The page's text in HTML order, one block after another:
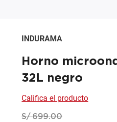
INDURAMA
Horno
32L negro
Califica el producto
S/ 699.00